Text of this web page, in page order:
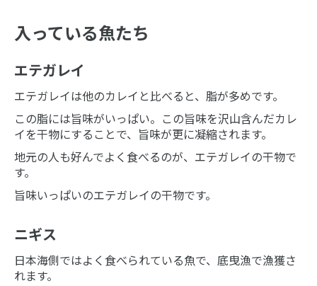
入っている魚たち
エテガレイ
エテガレイは他のカレイと比べると、脂が多めです。
この脂には旨味がいっぱい。この旨味を沢山含んだカレ
イを干物にすることで、旨味が更に凝縮されます。
地元の人も好んでよく食べるのが、エテガレイの干物で
す。
旨味いっぱいのエテガレイの干物です。
ニギス
日本海側ではよく食べられている魚で、底曳漁で漁獲さ
れます。